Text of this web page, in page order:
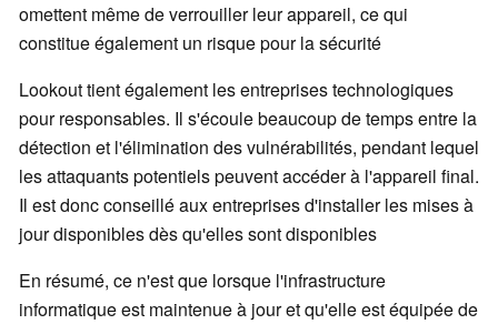
omettent même de verrouiller leur appareil, ce qui
constitue également un risque pour la sécurité
Lookout tient également les entreprises technologiques
pour responsables. Il s'écoule beaucoup de temps entre la
détection et l'élimination des vulnérabilités, pendant lequel
les attaquants potentiels peuvent accéder à l'appareil final.
Il est donc conseillé aux entreprises d'installer les mises à
jour disponibles dès qu'elles sont disponibles
En résumé, ce n'est que lorsque l'infrastructure
informatique est maintenue à jour et qu'elle est équipée de